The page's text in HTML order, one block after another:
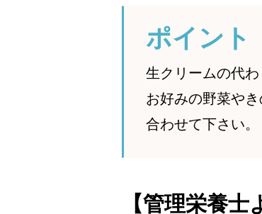
ポイント
生クリームの代わ
お好みの野菜や
合わせて下さい。
【管理栄養士